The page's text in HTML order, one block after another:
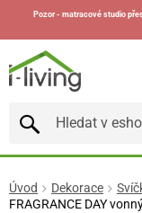
Pozor - matracové studio
Úvod Dekorace
FRAGRANCE DAY